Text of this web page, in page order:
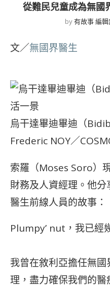
從難民兒童成為無
by有故事 編輯
文／無國界醫生
烏干達畢迪畢迪（
Frederic NOY／
索羅（Moses Soro）
財務及人資經理。他
醫生前線人員的故事：
Plumpy’ nut，我已經
我曾在敘利亞擔任無
理，盡力確保我們的